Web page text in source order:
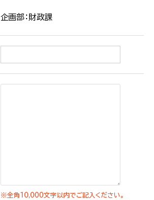
企画部：財政課
※全角10,000文字以内でご記入ください。